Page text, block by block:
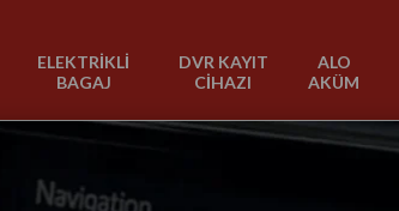
ELEKTRİKLİ
BAGAJ
DVR KAYIT
CİHAZI
ALO
AKÜM